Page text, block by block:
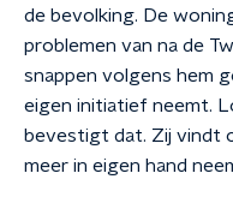
de bevolking. De
problemen van na de
snappen volgens hem
eigen initiatief neemt.
bevestigt dat. Zij vindt
meer in eigen hand